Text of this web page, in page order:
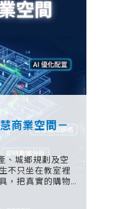
商業空間－
、城鄉規劃及空
不只坐在教室裡
，把真實的購物
以模擬、分析，